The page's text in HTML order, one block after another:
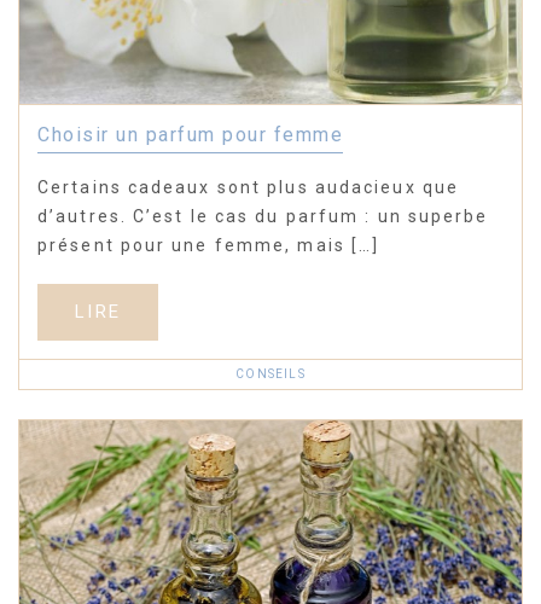
Choisir un parfum pour femme
Certains cadeaux sont plus audacieux que
d’autres. C’est le cas du parfum : un superbe
présent pour une femme, mais […]
LIRE
CONSEILS